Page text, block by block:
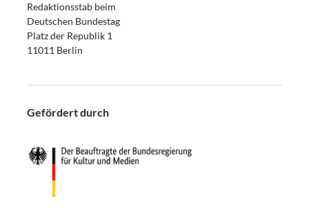
Redaktionsstab beim
Deutschen Bundestag
Platz der Republik 1
11011 Berlin
Gefördert durch